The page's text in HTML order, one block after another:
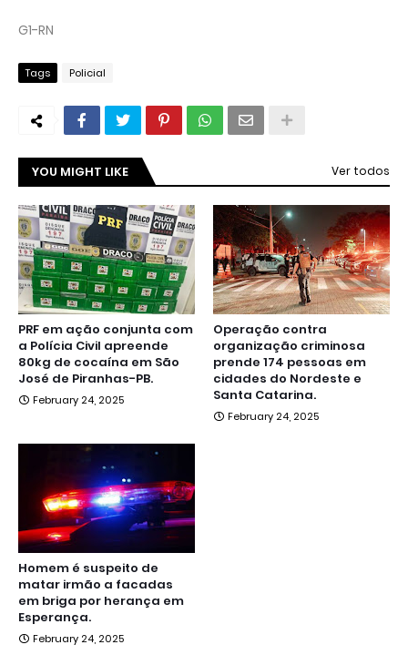
G1-RN
Tags Policial
YOU MIGHT LIKE Ver todos
PRF em ação conjunta com
a Polícia Civil apreende
80kg de cocaína em São
José de Piranhas-PB.
February 24, 2025
Operação contra
organização criminosa
prende 174 pessoas em
cidades do Nordeste e
Santa Catarina.
February 24, 2025
Homem é suspeito de
matar irmão a facadas
em briga por herança em
Esperança.
February 24, 2025